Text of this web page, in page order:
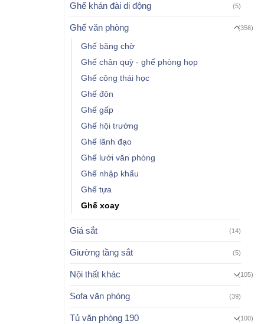
Ghế khán đài di động (5)
Ghế văn phòng (356)
Ghế băng chờ
Ghế chân quỳ - ghế phòng họp
Ghế công thái học
Ghế đôn
Ghế gấp
Ghế hội trường
Ghế lãnh đạo
Ghế lưới văn phòng
Ghế nhập khẩu
Ghế tựa
Ghế xoay
Giá sắt (14)
Giường tầng sắt (5)
Nội thất khác (105)
Sofa văn phòng (39)
Tủ văn phòng 190 (100)